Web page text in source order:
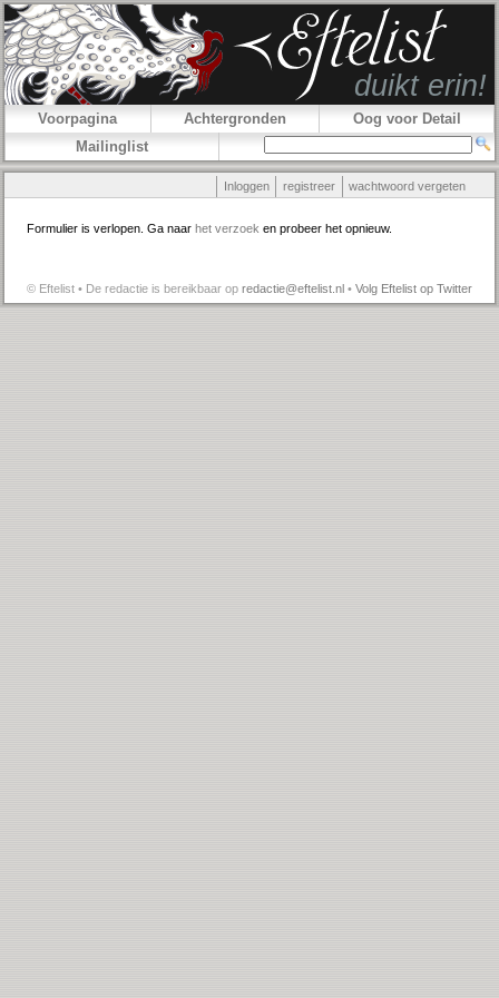
Voorpagina Achtergronden
Oog voor Detail
Mailinglist
Inloggen registreer wachtwoord vergeten
Formulier is verlopen. Ga naar het verzoek en probeer het opnieuw.
© Eftelist • De redactie is bereikbaar op redactie@eftelist.nl • Volg Eftelist op Twitter